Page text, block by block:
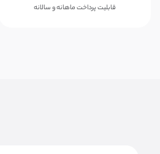
قابلیت پرداخت ماهانه و سالانه